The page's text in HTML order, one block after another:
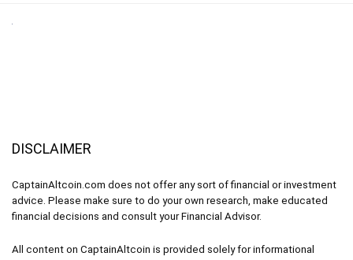
DISCLAIMER
CaptainAltcoin.com does not offer any sort of financial or investment
advice. Please make sure to do your own research, make educated
financial decisions and consult your Financial Advisor.
All content on CaptainAltcoin is provided solely for informational